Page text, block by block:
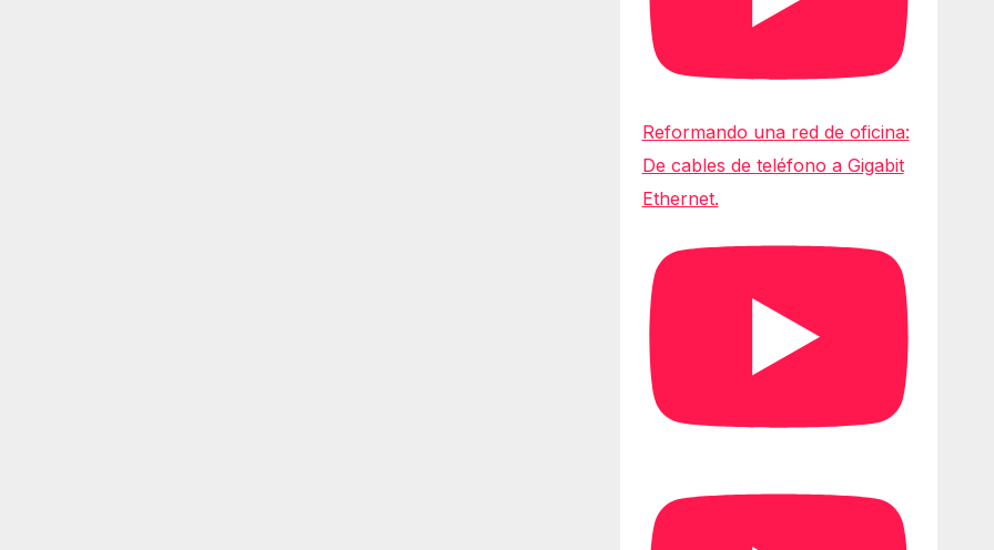
Reformando una red de oficina:
De cables de teléfono a Gigabit
Ethernet.